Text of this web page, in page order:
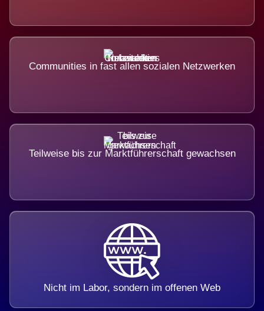
Communities in fast allen sozialen Netzwerken
Teilweise bis zur Marktführerschaft gewachsen
Nicht im Labor, sondern im offenen Web